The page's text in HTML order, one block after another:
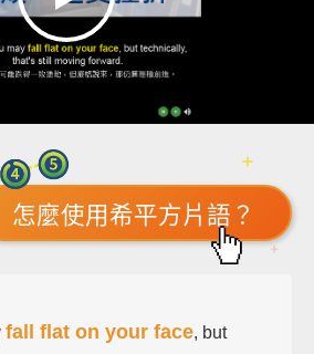
怎麼使用希平方片語？
fall flat on your face, but